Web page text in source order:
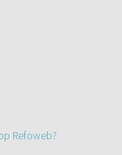
Refoweb?